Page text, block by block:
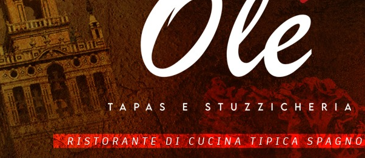
presidente della Pro Loco Carolei APS – per chi ama l’autunno e desidera
all’insegna della festa e della condivisione”. Un evento perfetto per
cultura, nei sapori e nei profumi della tradizione locale, gustando pietanze
tutti i palati, conclude Pulice.
d'Autunno
CalNews 27584 Posts 0